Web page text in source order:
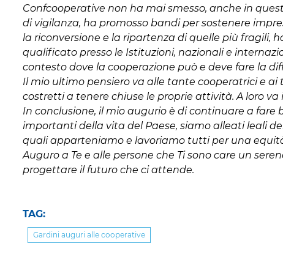
Confcooperative non ha mai smesso, anche in
di vigilanza, ha promosso bandi per sostenere
la riconversione e la ripartenza di quelle più fragili,
qualificato presso le Istituzioni, nazionali e
contesto dove la cooperazione può e deve fare la
Il mio ultimo pensiero va alle tante cooperatrici e
costretti a tenere chiuse le proprie attività. A loro
In conclusione, il mio augurio è di continuare a
importanti della vita del Paese, siamo alleati leali
quali apparteniamo e lavoriamo tutti per una
Auguro a Te e alle persone che Ti sono care un
progettare il futuro che ci attende.
TAG:
Gardini auguri alle cooperative